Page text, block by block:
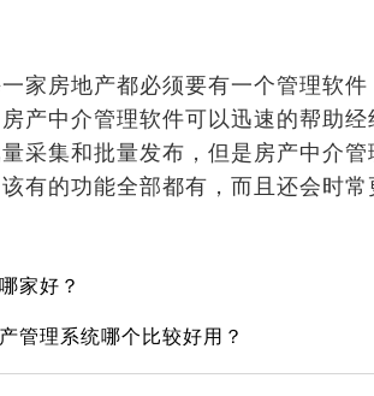
房地产都必须要有一个管理软件
产中介管理软件可以迅速的帮助
采集和批量发布，但是房产中介
有的功能全部都有，而且还会时
家好？
管理系统哪个比较好用？